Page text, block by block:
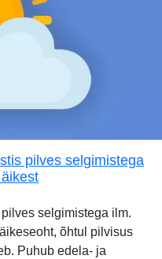
pilves selgimistega
selgimistega ilm.
õhtul pilvisus
Puhub edela- ja